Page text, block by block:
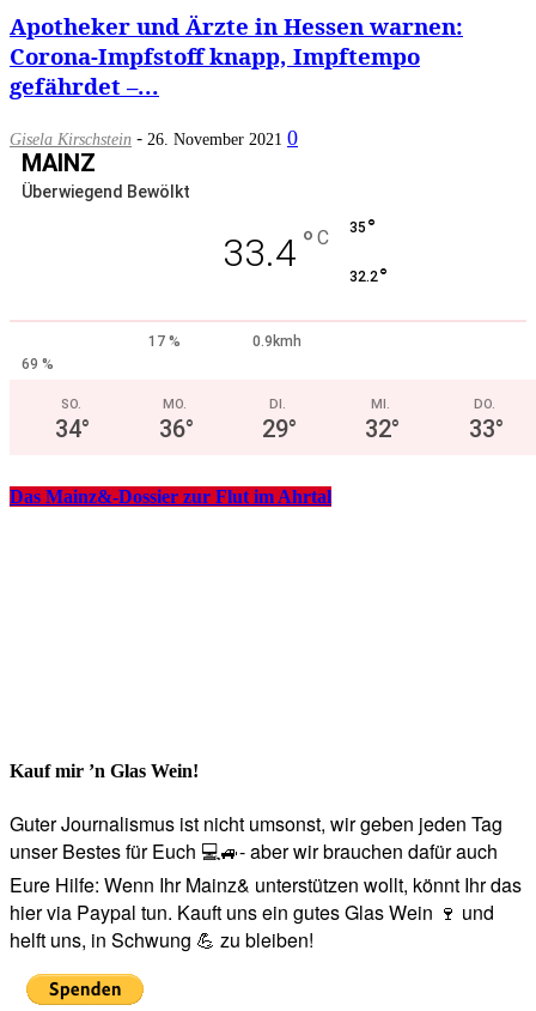
Apotheker und Ärzte in Hessen warnen:
Corona-Impfstoff knapp, Impftempo
gefährdet –...
Gisela Kirschstein - 26. November 2021 0
MAINZ
Überwiegend Bewölkt
33.4 ° C 35 °
32.2°
17 %
0.9kmh
69 %
SO.
34°
MO.
36°
DI.
29°
MI.
32°
DO.
33°
Das Mainz&-Dossier zur Flut im Ahrtal
Kauf mir ’n Glas Wein!
Guter Journalismus ist nicht umsonst, wir geben jeden Tag
unser Bestes für Euch 💻🚙- aber wir brauchen dafür auch
Eure Hilfe: Wenn Ihr Mainz& unterstützen wollt, könnt Ihr das
hier via Paypal tun. Kauft uns ein gutes Glas Wein 🍷 und
helft uns, in Schwung 💪 zu bleiben!